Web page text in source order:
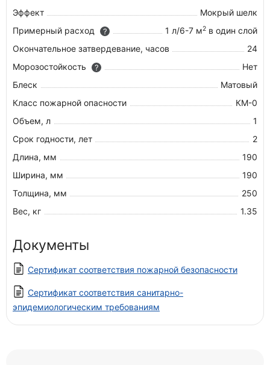
Эффект
Мокрый шелк
Примерный расход
? 1 л/6-7 м2 в один слой
Окончательное затвердевание, часов
24
Морозостойкость
?
Нет
Блеск
Матовый
Класс пожарной опасности
КМ-0
Объем, л
1
Срок годности, лет
2
Длина, мм
190
Ширина, мм
190
Толщина, мм
250
Вес, кг
1.35
Документы
Сертификат соответствия пожарной безопасности
Сертификат соответствия санитарно-
эпидемиологическим требованиям